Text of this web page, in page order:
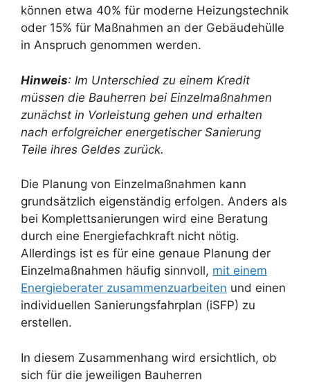
können etwa 40% für moderne Heizungstechnik
oder 15% für Maßnahmen an der Gebäudehülle
in Anspruch genommen werden.
Hinweis: Im Unterschied zu einem Kredit
müssen die Bauherren bei Einzelmaßnahmen
zunächst in Vorleistung gehen und erhalten
nach erfolgreicher energetischer Sanierung
Teile ihres Geldes zurück.
Die Planung von Einzelmaßnahmen kann
grundsätzlich eigenständig erfolgen. Anders als
bei Komplettsanierungen wird eine Beratung
durch eine Energiefachkraft nicht nötig.
Allerdings ist es für eine genaue Planung der
Einzelmaßnahmen häufig sinnvoll, mit einem
Energieberater zusammenzuarbeiten und einen
individuellen Sanierungsfahrplan (iSFP) zu
erstellen.
In diesem Zusammenhang wird ersichtlich, ob
sich für die jeweiligen Bauherren